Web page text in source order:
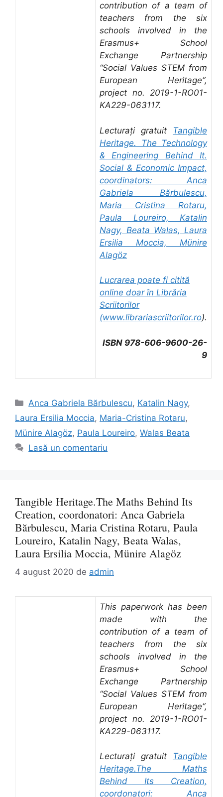
contribution of a team of
teachers from the six
schools involved in the
Erasmus+ School
Exchange Partnership
“Social Values STEM from
European Heritage“,
project no. 2019-1-RO01-
KA229-063117.
Lecturați gratuit Tangible
Heritage. The Technology
& Engineering Behind It.
Social & Economic Impact,
coordinators: Anca
Gabriela Bărbulescu,
Maria Cristina Rotaru,
Paula Loureiro, Katalin
Nagy, Beata Walas, Laura
Ersilia Moccia, Münire
Alagöz
Lucrarea poate fi citită
online doar în Librăria
Scriitorilor
(www.librariascriitorilor.ro).
ISBN 978-606-9600-26-
9
Categorii
Anca Gabriela Bărbulescu, Katalin Nagy,
Laura Ersilia Moccia, Maria-Cristina Rotaru,
Münire Alagöz, Paula Loureiro, Walas Beata
Lasă un comentariu
Tangible Heritage.The Maths Behind Its
Creation, coordonatori: Anca Gabriela
Bărbulescu, Maria Cristina Rotaru, Paula
Loureiro, Katalin Nagy, Beata Walas,
Laura Ersilia Moccia, Münire Alagöz
4 august 2020 de admin
This paperwork has been
made with the
contribution of a team of
teachers from the six
schools involved in the
Erasmus+ School
Exchange Partnership
“Social Values STEM from
European Heritage“,
project no. 2019-1-RO01-
KA229-063117.
Lecturați gratuit Tangible
Heritage.The Maths
Behind Its Creation,
coordonatori: Anca